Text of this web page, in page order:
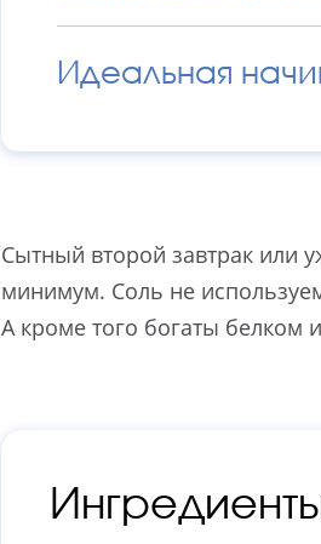
Идеальная
Сытный второй завтрак или
минимум. Соль не
А кроме того богаты